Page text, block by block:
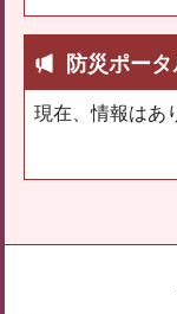
防災ポータ
現在、情報はあ